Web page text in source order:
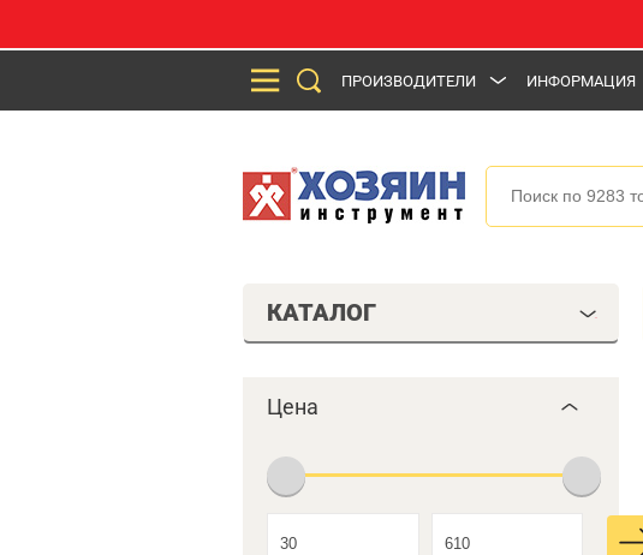
ПРОИЗВОДИТЕЛИ ИНФОРМАЦИЯ
КАТАЛОГ
Цена